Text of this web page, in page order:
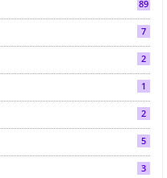
89
7
2
1
2
5
3